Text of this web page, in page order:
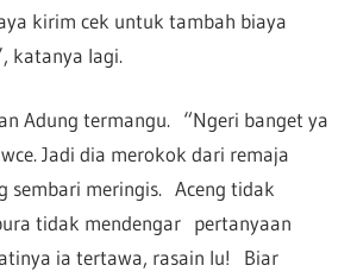
kirim cek untuk tambah biaya
katanya lagi.
Adung termangu. “Ngeri banget ya
Jadi dia merokok dari remaja
sembari meringis. Aceng tidak
tidak mendengar pertanyaan
ia tertawa, rasain lu! Biar